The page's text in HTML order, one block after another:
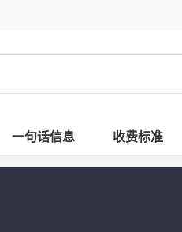
一句话信息 收费标准